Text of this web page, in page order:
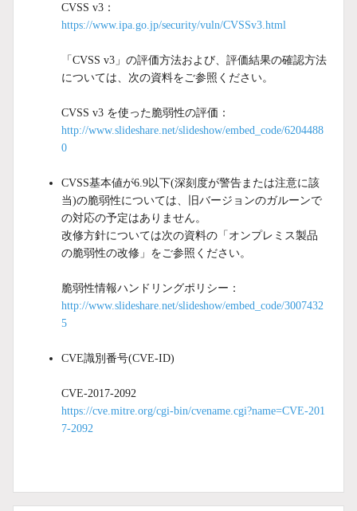
CVSS v3：
https://www.ipa.go.jp/security/vuln/CVSSv3.html
「CVSS v3」の評価方法および、評価結果の確認方法
については、次の資料をご参照ください。
CVSS v3 を使った脆弱性の評価：
http://www.slideshare.net/slideshow/embed_code/6204488
0
CVSS基本値が6.9以下(深刻度が警告または注意に該
当)の脆弱性については、旧バージョンのガルーンで
の対応の予定はありません。
改修方針については次の資料の「オンプレミス製品
の脆弱性の改修」をご参照ください。
脆弱性情報ハンドリングポリシー：
http://www.slideshare.net/slideshow/embed_code/3007432
5
CVE識別番号(CVE-ID)
CVE-2017-2092
https://cve.mitre.org/cgi-bin/cvename.cgi?name=CVE-201
7-2092